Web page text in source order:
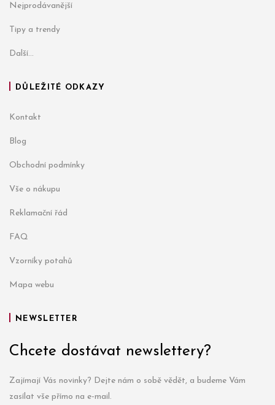
Nejprodávanější
Tipy a trendy
Další...
DŮLEŽITÉ ODKAZY
Kontakt
Blog
Obchodní podmínky
Vše o nákupu
Reklamační řád
FAQ
Vzorníky potahů
Mapa webu
NEWSLETTER
Chcete dostávat newslettery?
Zajímají Vás novinky? Dejte nám o sobě vědět, a budeme Vám
zasílat vše přímo na e-mail.